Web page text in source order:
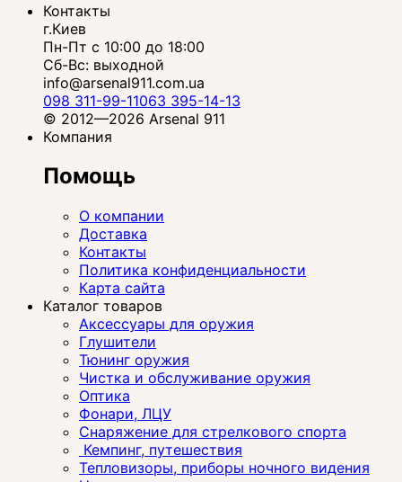
Контакты
г.Киев
Пн-Пт с 10:00 до 18:00
Сб-Вс: выходной
info@arsenal911.com.ua
098 311-99-11063 395-14-13
© 2012—2026 Arsenal 911
Компания
Помощь
О компании
Доставка
Контакты
Политика конфиденциальности
Карта сайта
Каталог товаров
Аксессуары для оружия
Глушители
Тюнинг оружия
Чистка и обслуживание оружия
Оптика
Фонари, ЛЦУ
Снаряжение для стрелкового спорта
Кемпинг, путешествия
Тепловизоры, приборы ночного видения